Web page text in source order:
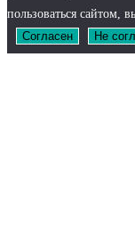
пользоваться сайтом,
Согласен
Не